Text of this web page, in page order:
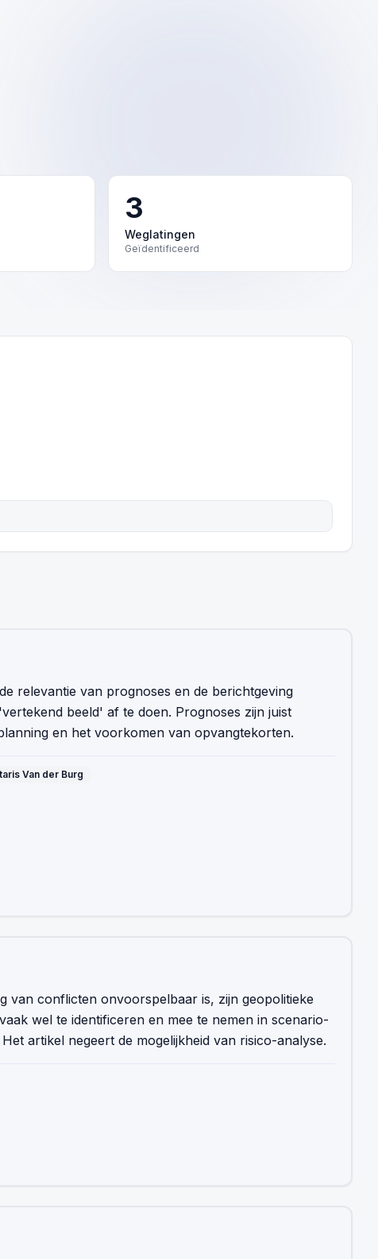
3
Weglatingen
Geïdentificeerd
relevantie van prognoses en de berichtgeving
beeld' af te doen. Prognoses zijn juist
en het voorkomen van opvangtekorten.
Van der Burg
van conflicten onvoorspelbaar is, zijn geopolitieke
wel te identificeren en mee te nemen in scenario-
artikel negeert de mogelijkheid van risico-analyse.